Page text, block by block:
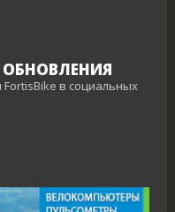
в социальных